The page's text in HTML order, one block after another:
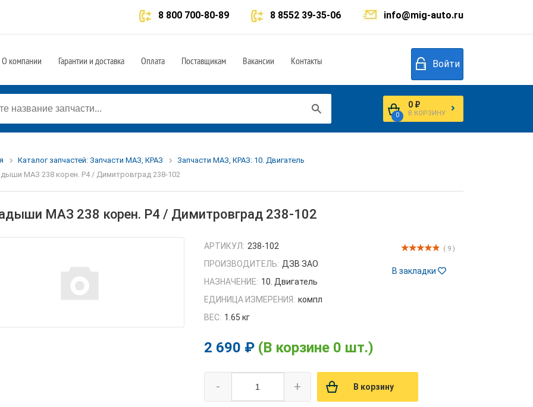
info@mig-auto.ru
8 8552 39-35-06
8 800 700-80-89
О компании Гарантии и доставка Оплата Поставщикам Вакансии Контакты Войти
0
0 ₽
В КОРЗИНУ
Каталог запчастей: Запчасти МАЗ, КРАЗ
Запчасти МАЗ, КРАЗ: 10. Двигатель
МАЗ 238 корен. Р4 / Димитровград 238-102
МАЗ 238 корен. Р4 / Димитровград 238-102
( 9 )
В закладки
АРТИКУЛ: 238-102
ПРОИЗВОДИТЕЛЬ: ДЗВ ЗАО
НАЗНАЧЕНИЕ: 10. Двигатель
ЕДИНИЦА ИЗМЕРЕНИЯ: компл
ВЕС: 1.65 кг
2 690 ₽ (В корзине 0 шт.)
- + В корзину